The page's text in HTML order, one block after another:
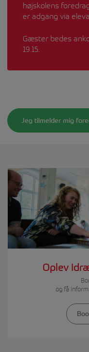
højskolens
er adgang via
Gæster bedes
19.15.
Jeg tilmelder mig
Oplev
og få